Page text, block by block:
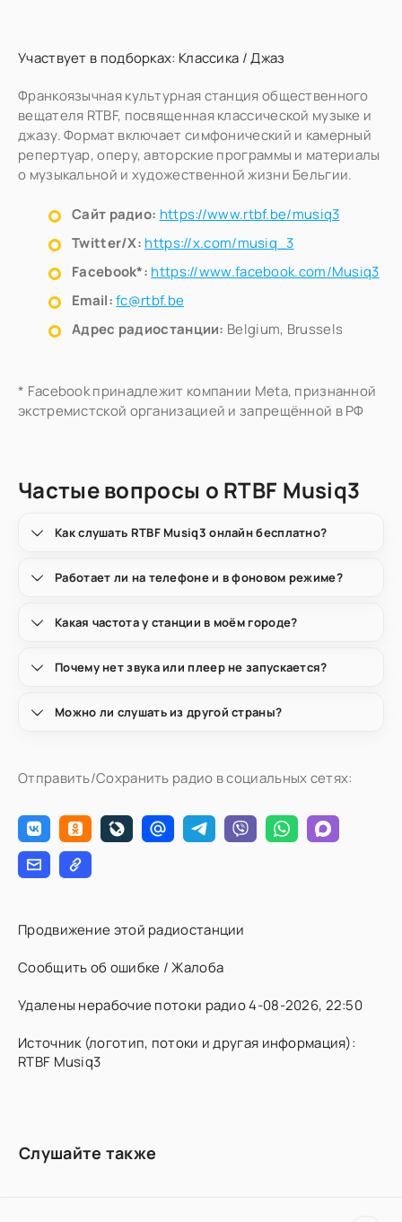
Участвует в подборках: Классика /Джаз
Франкоязычная культурная станция общественного
вещателя RTBF, посвященная классической музыке и
джазу. Формат включает симфонический и камерный
репертуар, оперу, авторские программы и материалы
о музыкальной и художественной жизни Бельгии.
Сайт радио: https://www.rtbf.be/musiq3
Twitter/X: https://x.com/musiq_3
Facebook*: https://www.facebook.com/Musiq3
Email:fc@rtbf.be
Адрес радиостанции: Belgium, Brussels
* Facebook принадлежит компании Meta, признанной
экстремистской организацией и запрещённой в РФ
Частые вопросы о RTBF Musiq3
Как слушать RTBF Musiq3 онлайн бесплатно?
Работает ли на телефоне и в фоновом режиме?
Какая частота у станции в моём городе?
Почему нет звука или плеер не запускается?
Можно ли слушать из другой страны?
Отправить/Сохранить радио в социальных сетях:
Продвижение этой радиостанции
Сообщить об ошибке / Жалоба
Удалены нерабочие потоки радио 4-08-2026, 22:50
Источник (логотип, потоки и другая информация):
RTBF Musiq3
Слушайте также